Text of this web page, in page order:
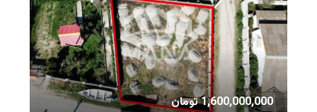
1,600,000,000 تومان